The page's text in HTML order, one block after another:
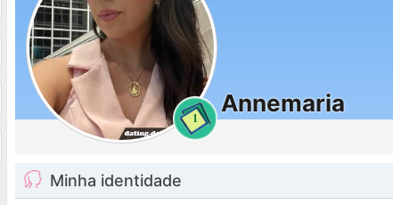
1
Annemaria
Minha identidade